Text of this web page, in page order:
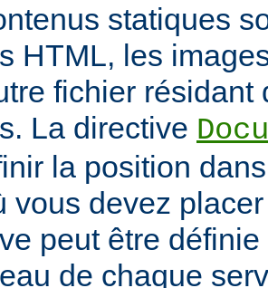
statiques
HTML, les
fichier résidant
La directive
la position
vous devez
peut être
de chaque